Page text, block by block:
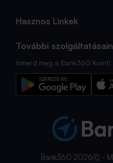
Hasznos Linkek
További
Ismerd meg a Bank360 Koint!
Bank360 2026Ⓒ -